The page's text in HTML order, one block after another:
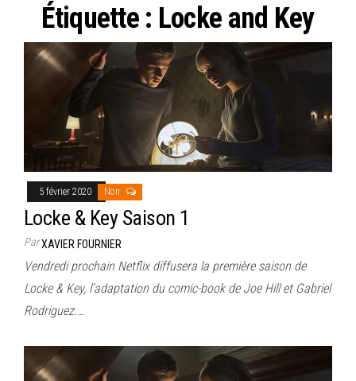
Étiquette : Locke and Key
5 février 2020 Non
Locke & Key Saison 1
ParXAVIER FOURNIER
Vendredi prochain Netflix diffusera la première saison de
Locke & Key, l’adaptation du comic-book de Joe Hill et Gabriel
Rodriguez.…